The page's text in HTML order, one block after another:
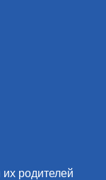
родителей